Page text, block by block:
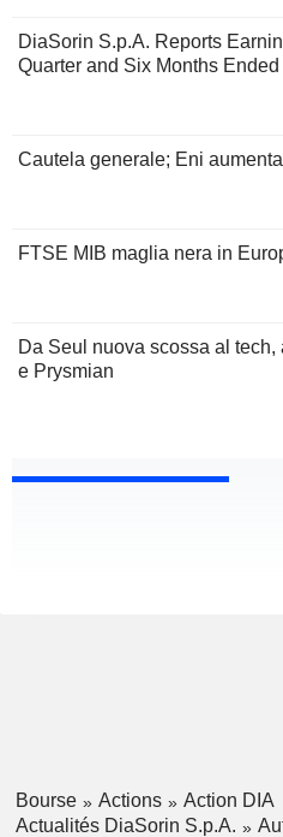
DiaSorin S.p.A. Reports
Quarter and Six Months
Cautela generale; Eni
FTSE MIB maglia nera in
Da Seul nuova scossa al
e Prysmian
Bourse Actions
Action DIA
Actualités DiaSorin S.p.A.